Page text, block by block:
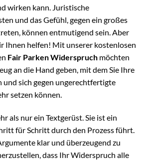
wirken kann. Juristische
und das Gefühl, gegen ein großes
können entmutigend sein. Aber
Ihnen helfen! Mit unserer kostenlosen
Fair Parken Widerspruch möchten
an die Hand geben, mit dem Sie Ihre
und sich gegen ungerechtfertigte
setzen können.
als nur ein Textgerüst. Sie ist ein
für Schritt durch den Prozess führt.
klar und überzeugend zu
dass Ihr Widerspruch alle